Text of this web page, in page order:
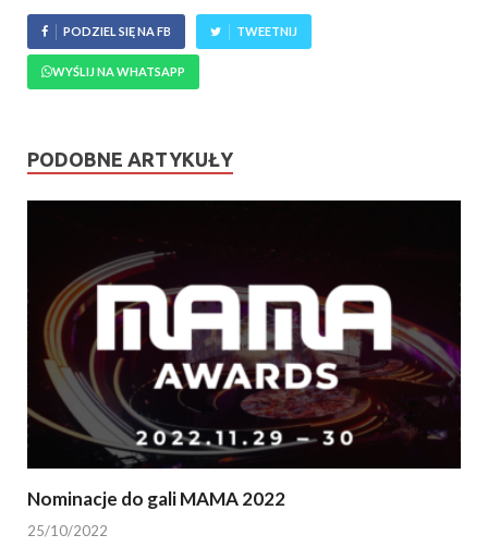
PODZIEL SIĘ NA FB TWEETNIJ
WYŚLIJ NA WHATSAPP
PODOBNE ARTYKUŁY
Nominacje do gali MAMA 2022
25/10/2022